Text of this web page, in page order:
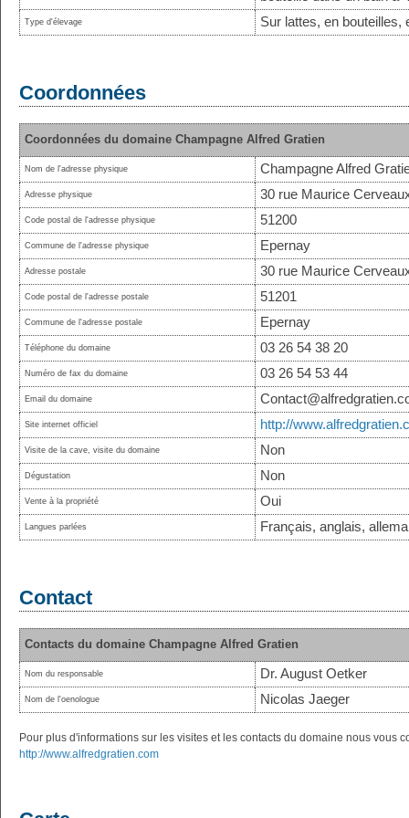
Type d'élevage Sur lattes, en bouteilles,
Coordonnées
Coordonnées du domaine Champagne Alfred Gratien
Nom de l'adresse physique Champagne Alfred
Adresse physique 30 rue Maurice
Code postal de l'adresse physique 51200
Commune de l'adresse physique Epernay
Adresse postale 30 rue Maurice
Code postal de l'adresse postale 51201
Commune de l'adresse postale Epernay
Téléphone du domaine 03 26 54 38 20
Numéro de fax du domaine 03 26 54 53 44
Email du domaine
Site internet officiel http://
Visite de la cave, visite du domaine Non
Dégustation Non
Vente à la propriété Oui
Langues parlées Français, anglais,
Contact
Contacts du domaine Champagne Alfred Gratien
Nom du responsable Dr. August Oetker
Nom de l'oenologue Nicolas Jaeger
Pour plus d'informations sur les visites et les contacts du domaine nous vous
http://www.alfredgratien.com